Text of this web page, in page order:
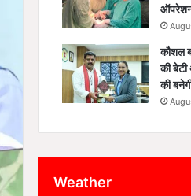
कौशल
की बेटी
की
Weather